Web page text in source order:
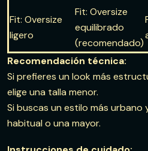
Fit: Oversize
ligero
Fit: Oversize
equilibrado
(recomendado)
Recomendación técnica:
Si prefieres un look más
elige una talla menor.
Si buscas un estilo más urbano
habitual o una mayor.